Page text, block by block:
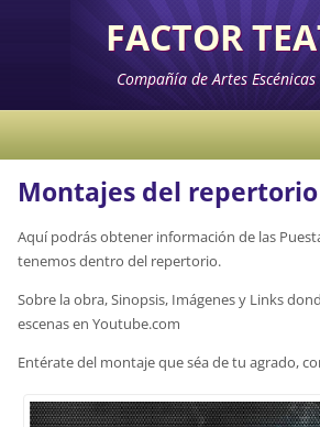
FACTOR
Compañía de Artes
Montajes del repertorio
Aquí podrás obtener información de las
tenemos dentro del repertorio.
Sobre la obra, Sinopsis, Imágenes y Links
escenas en Youtube.com
Entérate del montaje que séa de tu agrado,